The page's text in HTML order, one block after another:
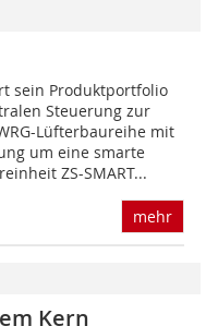
sein Produktportfolio
Steuerung zur
Lüfterbaureihe mit
um eine smarte
ZS-SMART...
mehr
Kern